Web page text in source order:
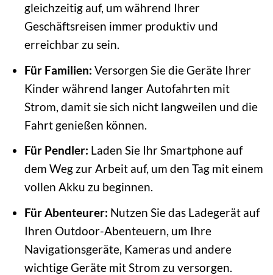
gleichzeitig auf, um während Ihrer
Geschäftsreisen immer produktiv und
erreichbar zu sein.
Für Familien: Versorgen Sie die Geräte Ihrer
Kinder während langer Autofahrten mit
Strom, damit sie sich nicht langweilen und die
Fahrt genießen können.
Für Pendler: Laden Sie Ihr Smartphone auf
dem Weg zur Arbeit auf, um den Tag mit einem
vollen Akku zu beginnen.
Für Abenteurer: Nutzen Sie das Ladegerät auf
Ihren Outdoor-Abenteuern, um Ihre
Navigationsgeräte, Kameras und andere
wichtige Geräte mit Strom zu versorgen.